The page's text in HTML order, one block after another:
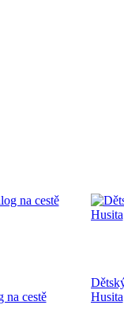
veteránů
a k 83. výročí
na cestě
Husita